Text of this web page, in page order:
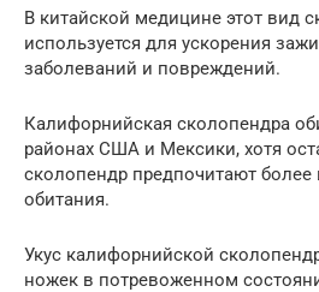
В китайской медицине этот вид
используется для ускорения
заболеваний и повреждений.
Калифорнийская сколопендра
районах США и Мексики, хотя
сколопендр предпочитают
обитания.
Укус калифорнийской
ножек в потревоженном